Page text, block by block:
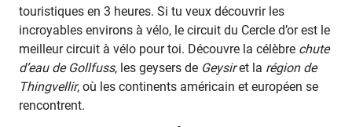
touristiques en 3 heures. Si tu veux découvrir les
incroyables environs à vélo, le circuit du Cercle d’or est le
meilleur circuit à vélo pour toi. Découvre la célèbre chute
d’eau de Gollfuss, les geysers de Geysiret la région de
Thingvellir, où les continents américain et européen se
rencontrent.